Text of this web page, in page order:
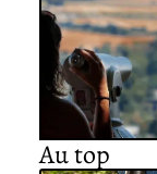
Au top